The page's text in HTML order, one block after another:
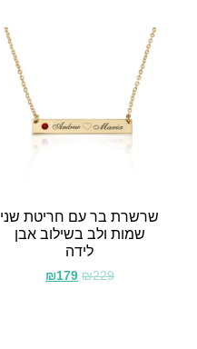
שרשרת בר עם חריטת שני
שמות ולב בשילוב אבן
לידה
₪229
₪179